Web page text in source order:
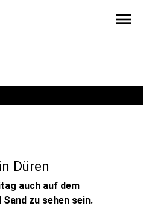
menu
Düren
auch auf dem
zu sehen sein.